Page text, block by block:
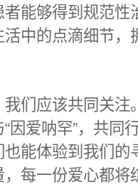
能够得到规范
中的点滴细节
们应该共同关
因爱呐罕”，共同
能体验到我们
每一份爱心都将